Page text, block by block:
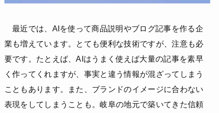
最近では、AIを使って商品説明やブログ記事を作る企
業も増えています。とても便利な技術ですが、注意も必
要です。たとえば、AIはうまく使えば大量の記事を素早
く作ってくれますが、事実と違う情報が混ざってしまう
こともあります。また、ブランドのイメージに合わない
表現をしてしまうことも。岐阜の地元で築いてきた信頼